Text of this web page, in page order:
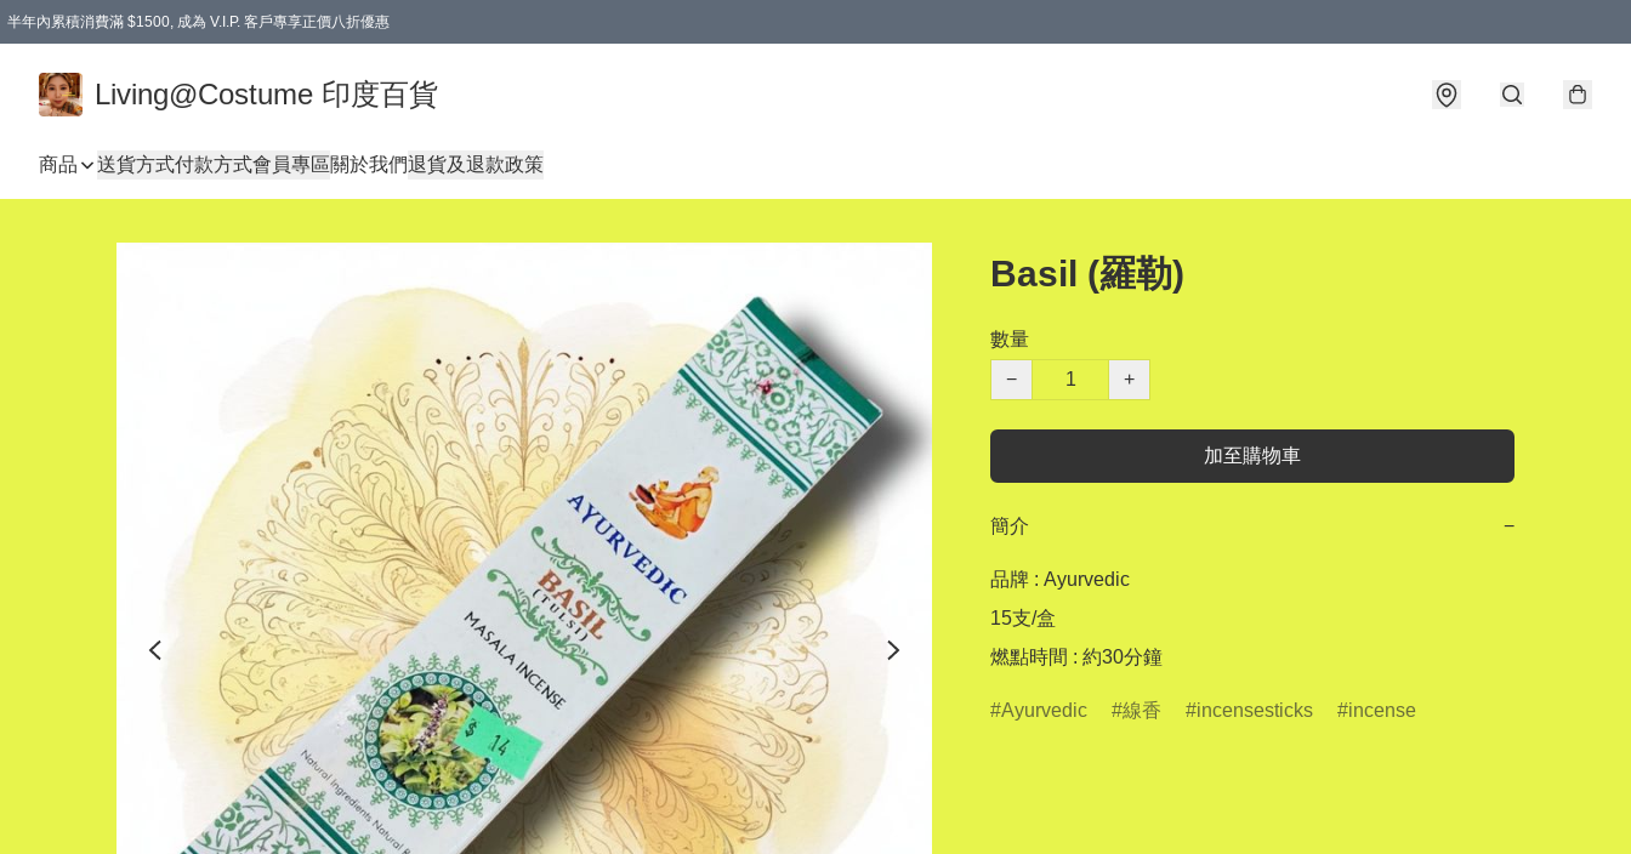
半年內累積消費滿 $1500, 成為 V.I.P. 客戶專享正價八折優惠
Living@Costume 印度百貨
商品 送貨方式付款方式會員專區關於我們退貨及退款政策
Basil (羅勒)
數量
−
+
加至購物車
簡介 −
品牌 : Ayurvedic
15支/盒
燃點時間 : 約30分鐘
Ayurvedic 線香 incensesticks incense